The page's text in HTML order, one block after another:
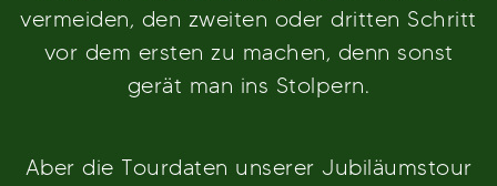
vermeiden, den zweiten oder dritten Schritt
vor dem ersten zu machen, denn sonst
gerät man ins Stolpern.
Aber die Tourdaten unserer Jubiläumstour